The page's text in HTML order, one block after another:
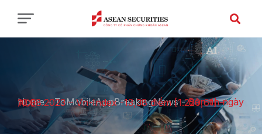
Home-ToMobileAppBreakingNews-
Bản tin ngày 10.08.2023 – Vn-Index -13,38 điểm [1.220,61] – ACE